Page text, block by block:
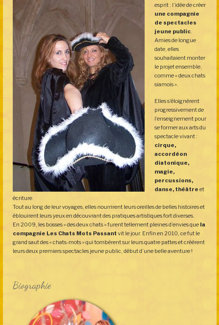
esprit : l’idée de créer
une compagnie
de spectacles
jeune public.
Amies de longue
date, elles
souhaitaient monter
le projet ensemble,
comme « deux chats
siamois ».
Elles s’éloignèrent
progressivement de
l’enseignement pour
se former aux arts du
spectacle vivant :
cirque,
accordéon
diatonique,
magie,
percussions,
danse, théâtre et
écriture.
Tout au long de leur voyages, elles nourrirent leurs oreilles de belles histoires et
éblouirent leurs yeux en découvrant des pratiques artistiques fort diverses.
En 2009, les bosses « des deux chats » furent tellement pleines d’envies que la
compagnie Les Chats Mots Passant vit le jour. Enfin en 2010, ce fut le
grand saut des « chats-mots » qui tombèrent sur leurs quatre pattes et créèrent
leurs deux premiers spectacles jeune public, début d’une belle aventure !
Biographie